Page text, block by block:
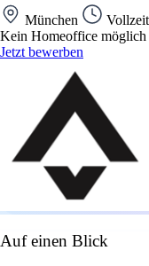
München Vollzeit
Kein Homeoffice möglich
Jetzt bewerben
Auf einen Blick